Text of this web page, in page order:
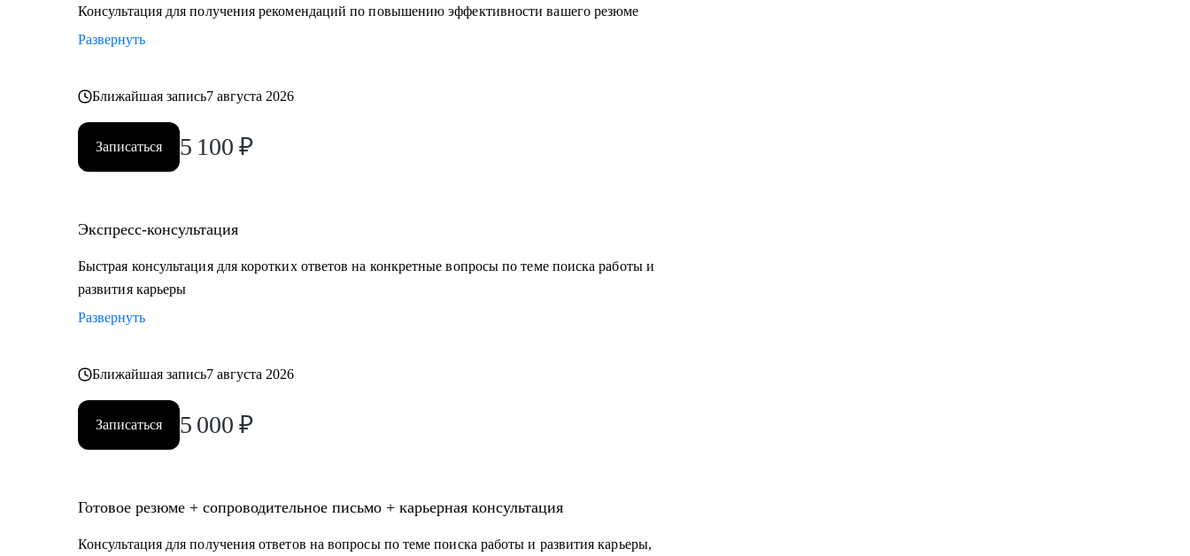
• E-commerce
Обращаю внимание, что специализируюсь только на российском рынке поиска работы.
Консультация для получения рекомендаций по повышению эффективности вашего резюме
Развернуть
Ближайшая запись7 августа 2026
Записаться 5 100 ₽
Экспресс-консультация
Быстрая консультация для коротких ответов на конкретные вопросы по теме поиска работы и
развития карьеры
Развернуть
Ближайшая запись7 августа 2026
Записаться 5 000 ₽
Готовое резюме + сопроводительное письмо + карьерная консультация
Консультация для получения ответов на вопросы по теме поиска работы и развития карьеры,